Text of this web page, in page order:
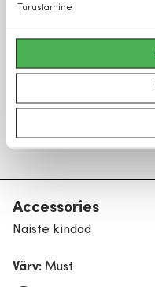
Turustamine
Accessories
Naiste kindad
Värv: Must